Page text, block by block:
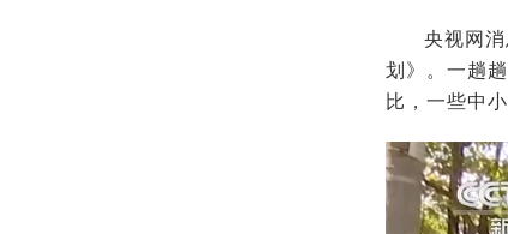
央视网
划》。一趟
比，一些中